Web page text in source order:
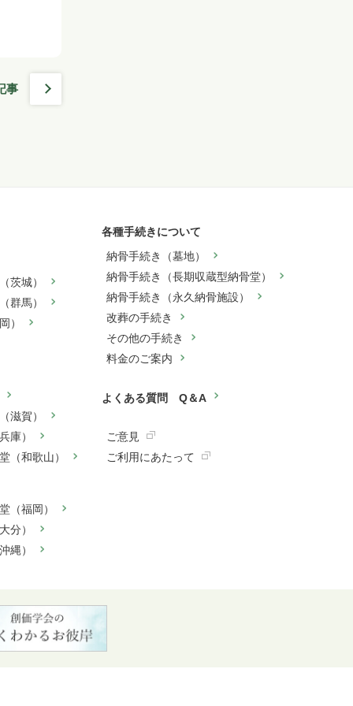
事
茨城）
群馬）
）
滋賀）
庫）
（和歌山）
（福岡）
分）
縄）
各種手続きについて
納骨手続き（墓地）
納骨手続き（長期収蔵型納骨堂）
納骨手続き（永久納骨施設）
改葬の手続き
その他の手続き
料金のご案内
よくある質問 Q＆A
ご意見
ご利用にあたって